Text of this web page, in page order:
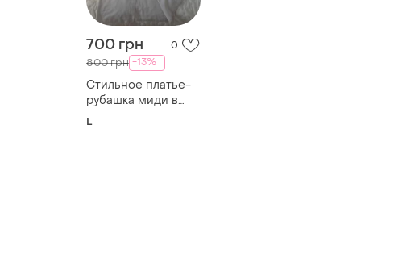
700 грн 0
800 грн -13%
Стильное платье-
рубашка миди в
стиле сафари /
L